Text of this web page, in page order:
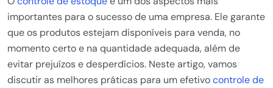
importantes para o sucesso de uma empresa. Ele garante
que os produtos estejam disponíveis para venda, no
momento certo e na quantidade adequada, além de
evitar prejuízos e desperdícios. Neste artigo, vamos
discutir as melhores práticas para um efetivocontrole de